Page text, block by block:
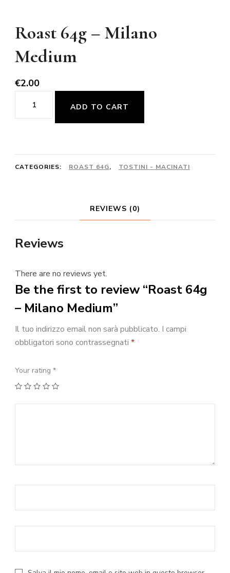
Roast 64g – Milano
Medium
€2.00
Roast
64g
Medium
ADD TO CART
CATEGORIES: ROAST 64G, TOSTINI - MACINATI
REVIEWS (0)
Reviews
There are no reviews yet.
Be the first to review “Roast 64g
– Milano Medium”
Il tuo indirizzo email non sarà pubblicato. I campi
obbligatori sono contrassegnati *
Your rating *
1 2 3 4